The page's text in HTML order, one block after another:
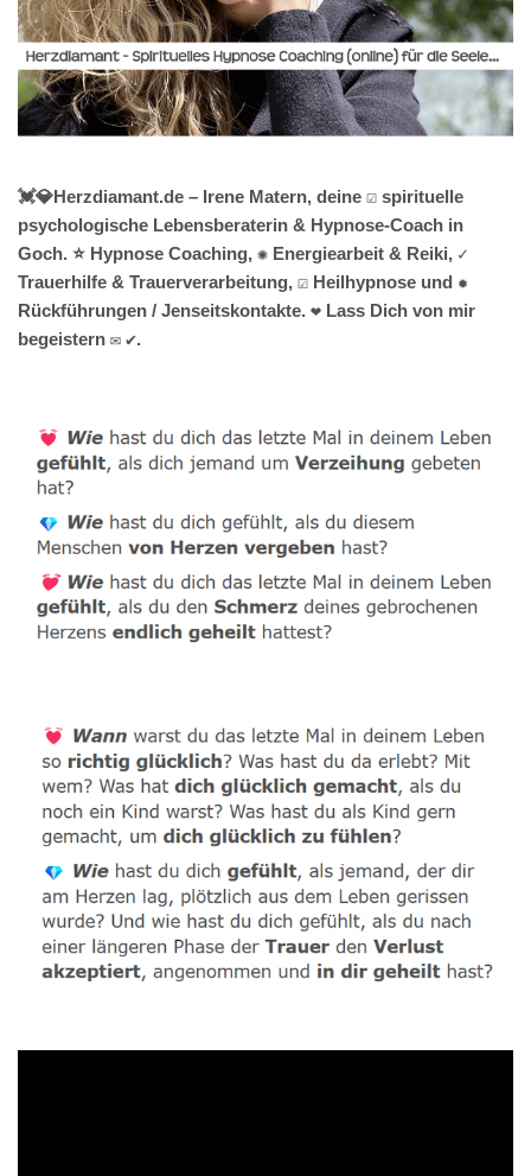
💓️💎Herzdiamant.de – Irene Matern, deine ☑️ spirituelle
psychologische Lebensberaterin & Hypnose-Coach in
Goch. ⭐ Hypnose Coaching, ✺ Energiearbeit & Reiki, ✓
Trauerhilfe & Trauerverarbeitung, ☑️ Heilhypnose und ✹
Rückführungen / Jenseitskontakte. ❤ Lass Dich von mir
begeistern ✉ ✔.